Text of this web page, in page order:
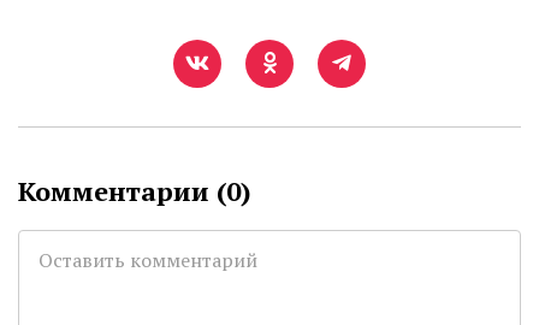
Комментарии (0)